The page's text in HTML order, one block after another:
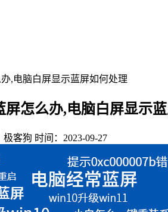
,电脑白屏显示蓝屏如何处理
屏怎么办,电脑白屏显示
极客狗 时间：2023-09-27